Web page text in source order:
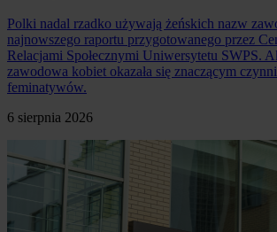
Polki nadal rzadko używają żeńskich nazw
najnowszego raportu przygotowanego przez
Relacjami Społecznymi Uniwersytetu SWPS.
zawodowa kobiet okazała się znaczącym
feminatywów.
6 sierpnia 2026